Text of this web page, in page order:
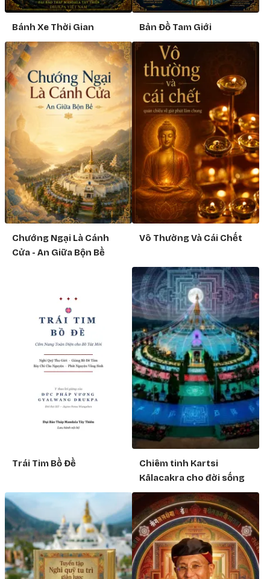
Bánh Xe Thời Gian Bản Đồ Tam Giới
Chướng Ngại Là Cánh
Cửa - An Giữa Bộn Bề
Vô Thường Và Cái Chết
Trái Tim Bồ Đề
Chiêm tinh Kartsi
Kālacakra cho đời sống